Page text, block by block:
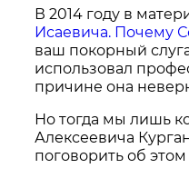
В 2014 году в
Исаевича. Почему
ваш покорный
использовал
причине она
Но тогда мы лишь
Алексеевича
поговорить об